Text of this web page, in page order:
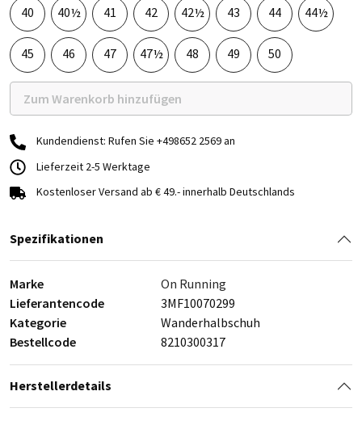
40 40½ 41 42 42½ 43 44 44½
45 46 47 47½ 48 49 50
Zum Warenkorb hinzufügen
Kundendienst: Rufen Sie +498652 2569 an
Lieferzeit 2-5 Werktage
Kostenloser Versand ab € 49.- innerhalb Deutschlands
Spezifikationen
Marke
On Running
Lieferantencode
3MF10070299
Kategorie
Wanderhalbschuh
Bestellcode
8210300317
Herstellerdetails